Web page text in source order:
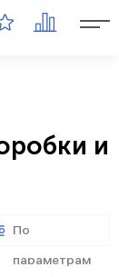
и
По
параметрам